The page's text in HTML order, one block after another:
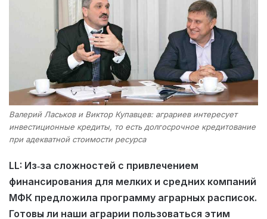
Валерий Ласьков и Виктор Купавцев: аграриев интересует
инвестиционные кредиты, то есть долгосрочное кредитование
при адекватной стоимости ресурса
LL: Из‑за сложностей с привлечением
финансирования для мелких и средних компаний
МФК предложила программу аграрных расписок.
Готовы ли наши аграрии пользоваться этим